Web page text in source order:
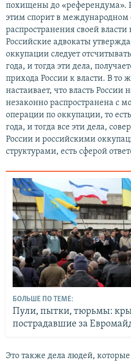
похищены до «референдума».
этим спорит в международном
распространения своей
Российские адвокаты
оккупации следует
года, и тогда эти дела,
прихода России к власти. В то
настаивает, что власть России
незаконно распространена с
операции по оккупации, то
года, и тогда все эти дела,
России и российскими
структурами, есть сферой
БОЛЬШЕ ПО ТЕМЕ:
Пули, пытки, тюрьмы:
пострадавшие за
Это также дела людей,